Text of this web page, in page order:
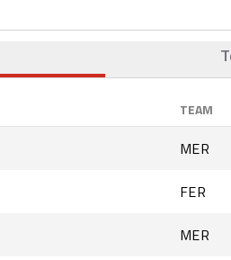
TEAM
MER
FER
MER